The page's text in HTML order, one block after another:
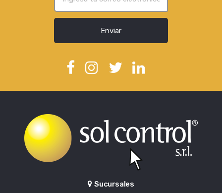
Enviar
Sucursales